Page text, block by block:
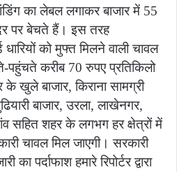
का लेबल लगाकर बाजार में 55
पर बेचते हैं। इस तरह
धारियों को मुफ्त मिलने वाली चावल
करीब 70 रुपए प्रतिकिलो
के खुले बाजार, किराना सामग्री
बाजार, उरला, लाखेनगर,
सहित शहर के लगभग हर क्षेत्रों में
चावल मिल जाएगी। सरकारी
पर्दाफाश हमारे रिपोर्टर द्वारा